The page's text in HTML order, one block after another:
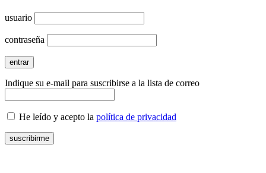
usuario
contraseña
Indique su e-mail para suscribirse a la lista de correo
He leído y acepto la política de privacidad